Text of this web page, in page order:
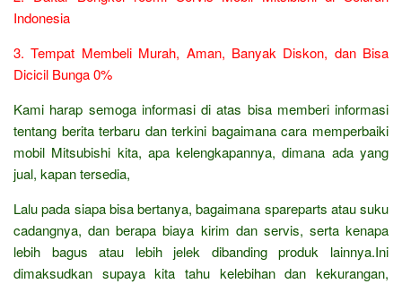
Indonesia
3. Tempat Membeli Murah, Aman, Banyak Diskon, dan Bisa
Dicicil Bunga 0%
Kami harap semoga informasi di atas bisa memberi informasi
tentang berita terbaru dan terkini bagaimana cara memperbaiki
mobil Mitsubishi kita, apa kelengkapannya, dimana ada yang
jual, kapan tersedia,
Lalu pada siapa bisa bertanya, bagaimana spareparts atau suku
cadangnya, dan berapa biaya kirim dan servis, serta kenapa
lebih bagus atau lebih jelek dibanding produk lainnya.Ini
dimaksudkan supaya kita tahu kelebihan dan kekurangan,